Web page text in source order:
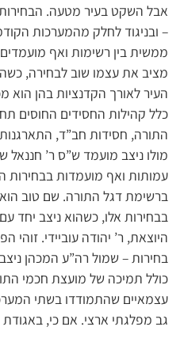
אבל השקט בעיר מטעה.
– ובניגוד לחלק מהמערכות
ממשית בין רשימות ואף
מציב את עצמו שוב לבחירה,
העיר לאורך הקדנציות בהן הוא
כלל קהילות החסידים החוסים
התורה, חסידות חב”ד, התארגנות
מולו ניצב מועמד ש”ס ר’ חננאל
עמותות ואף מועמדות בבחירות
ברשימת דגל התורה. שם טוב
בבחירות אלו, כשהוא ניצב יחד
היוצאת, ר’ יהודה עוביידי.
בחירות – שמול רה”ע המכהן
כולל תמיכה של מועצת חכמי
עצמאיים שהתמודדו בשתי
גב מפלגתי ארצי. אם כי,